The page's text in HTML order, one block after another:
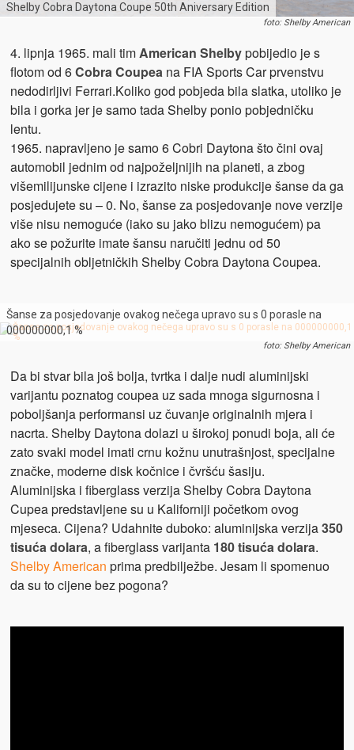
Shelby Cobra Daytona Coupe 50th Aniversary Edition
foto: Shelby American
4. lipnja 1965. mali timAmerican Shelbypobijedio je s
flotom od 6Cobra Coupeana FIA Sports Car prvenstvu
nedodirljivi Ferrari.Koliko god pobjeda bila slatka, utoliko je
bila i gorka jer je samo tada Shelby ponio pobjedničku
lentu.
1965. napravljeno je samo 6 Cobri Daytona što čini ovaj
automobil jednim od najpoželjnijih na planeti, a zbog
višemilijunske cijene i izrazito niske produkcije šanse da ga
posjedujete su – 0. No, šanse za posjedovanje nove verzije
više nisu nemoguće (iako su jako blizu nemogućem) pa
ako se požurite imate šansu naručiti jednu od 50
specijalnih obljetničkih Shelby Cobra Daytona Coupea.
Šanse za posjedovanje ovakog nečega upravo su s 0 porasle na
000000000,1 %
foto: Shelby American
Da bi stvar bila još bolja, tvrtka i dalje nudi aluminijski
varijantu poznatog coupea uz sada mnoga sigurnosna i
poboljšanja performansi uz čuvanje originalnih mjera i
nacrta. Shelby Daytona dolazi u širokoj ponudi boja, ali će
zato svaki model imati crnu kožnu unutrašnjost, specijalne
značke, moderne disk kočnice i čvršću šasiju.
Aluminijska i fiberglass verzija Shelby Cobra Daytona
Cupea predstavljene su u Kaliforniji početkom ovog
mjeseca. Cijena? Udahnite duboko: aluminijska verzija350
tisuća dolara, a fiberglass varijanta 180 tisuća dolara.
Shelby American prima predbilježbe. Jesam li spomenuo
da su to cijene bez pogona?